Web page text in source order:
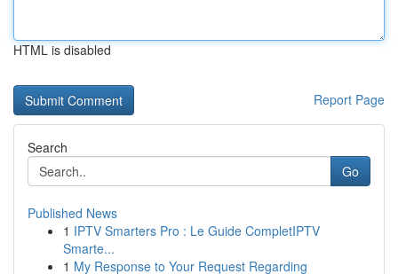
HTML is disabled
Report Page
Search
Go
Published News
1 IPTV Smarters Pro : Le Guide CompletIPTV
Smarte...
1 My Response to Your Request Regarding